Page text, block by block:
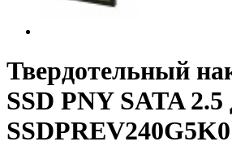
Твердотельный
SSD PNY SATA